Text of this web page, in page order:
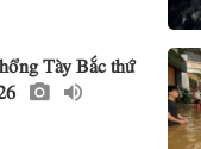
Tày Bắc thứ